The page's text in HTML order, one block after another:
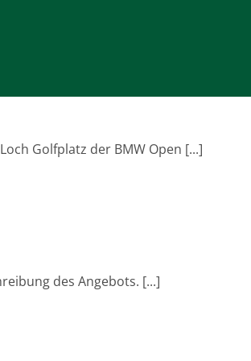
Golfplatz der BMW Open [...]
des Angebots. [...]